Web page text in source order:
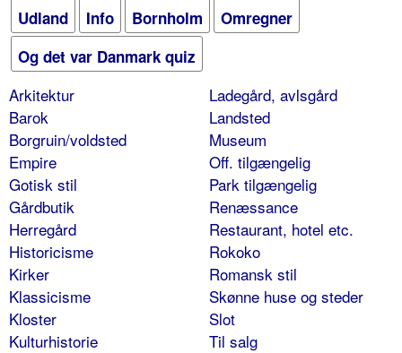
Udland
Info Bornholm
Omregner
Og det var Danmark quiz
Arkitektur
Barok
Borgruin/voldsted
Empire
Gotisk stil
Gårdbutik
Herregård
Historicisme
Kirker
Klassicisme
Kloster
Kulturhistorie
Ladegård, avlsgård
Landsted
Museum
Off. tilgængelig
Park tilgængelig
Renæssance
Restaurant, hotel etc.
Rokoko
Romansk stil
Skønne huse og steder
Slot
Til salg